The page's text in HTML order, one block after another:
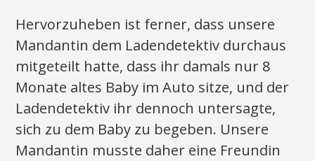
Hervorzuheben ist ferner, dass unsere
Mandantin dem Ladendetektiv durchaus
mitgeteilt hatte, dass ihr damals nur 8
Monate altes Baby im Auto sitze, und der
Ladendetektiv ihr dennoch untersagte,
sich zu dem Baby zu begeben. Unsere
Mandantin musste daher eine Freundin